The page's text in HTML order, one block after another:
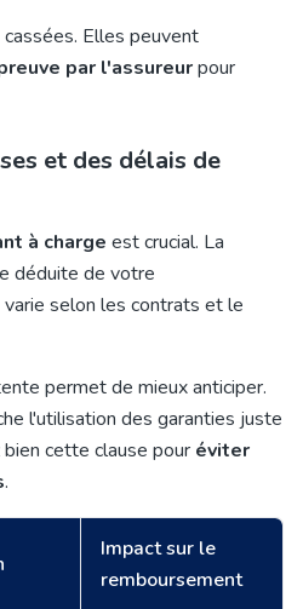
Elles peuvent
par l'assureurpour
et des délais de
à charge est crucial. La
déduite de votre
selon les contrats et le
permet de mieux anticiper.
l'utilisation des garanties juste
cette clause pour éviter
.
Impact sur le
remboursement